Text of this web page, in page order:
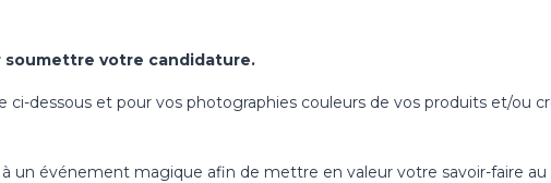
soumettre votre candidature.
dessous et pour vos photographies couleurs de vos produits et/ou
un événement magique afin de mettre en valeur votre savoir-faire